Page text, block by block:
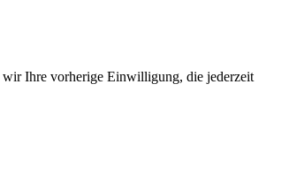
wir Ihre vorherige Einwilligung, die jederzeit